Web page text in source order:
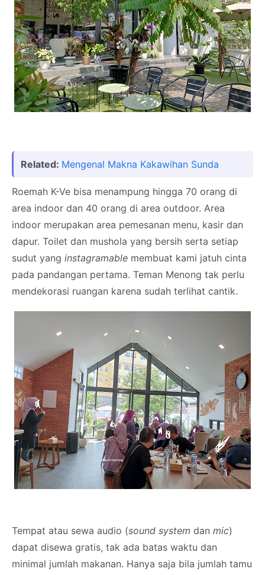
Related: Mengenal Makna Kakawihan Sunda
Roemah K-Ve bisa menampung hingga 70 orang di
area indoor dan 40 orang di area outdoor. Area
indoor merupakan area pemesanan menu, kasir dan
dapur. Toilet dan mushola yang bersih serta setiap
sudut yang instagramable membuat kami jatuh cinta
pada pandangan pertama. Teman Menong tak perlu
mendekorasi ruangan karena sudah terlihat cantik.
Tempat atau sewa audio (sound system dan mic)
dapat disewa gratis, tak ada batas waktu dan
minimal jumlah makanan. Hanya saja bila jumlah tamu